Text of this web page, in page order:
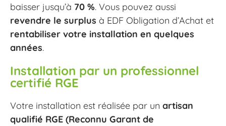
baisser jusqu’à 70 %. Vous pouvez aussi
revendre le surplus à EDF Obligation d’Achat et
rentabiliser votre installation en quelques
années.
Installation par un professionnel
certifié RGE
Votre installation est réalisée par un artisan
qualifié RGE (Reconnu Garant de